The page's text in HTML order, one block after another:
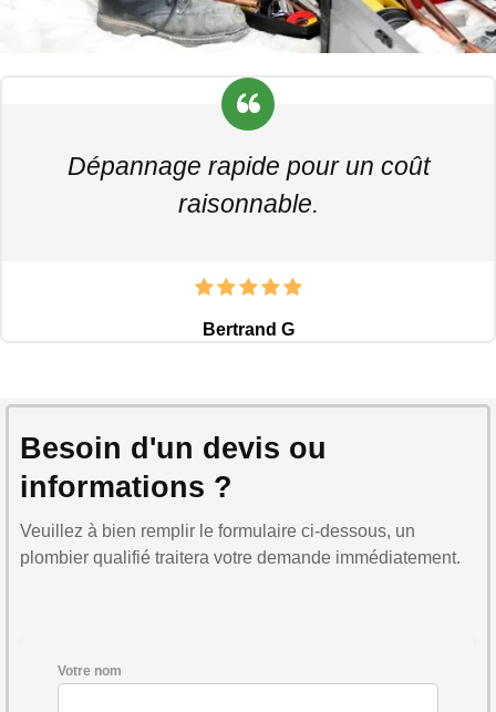
Dépannage rapide pour un coût
raisonnable.
Bertrand G
Besoin d'un devis ou
informations ?
Veuillez à bien remplir le formulaire ci-dessous, un
plombier qualifié traitera votre demande immédiatement.
Votre nom